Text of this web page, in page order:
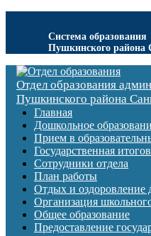
Система образования
Пушкинского района
Отдел образования
Пушкинского района
Главная
Дошкольное
Прием в
Государственная
Сотрудники отдела
План работы
Отдых и оздоровление
Организация
Общее образование
Предоставление